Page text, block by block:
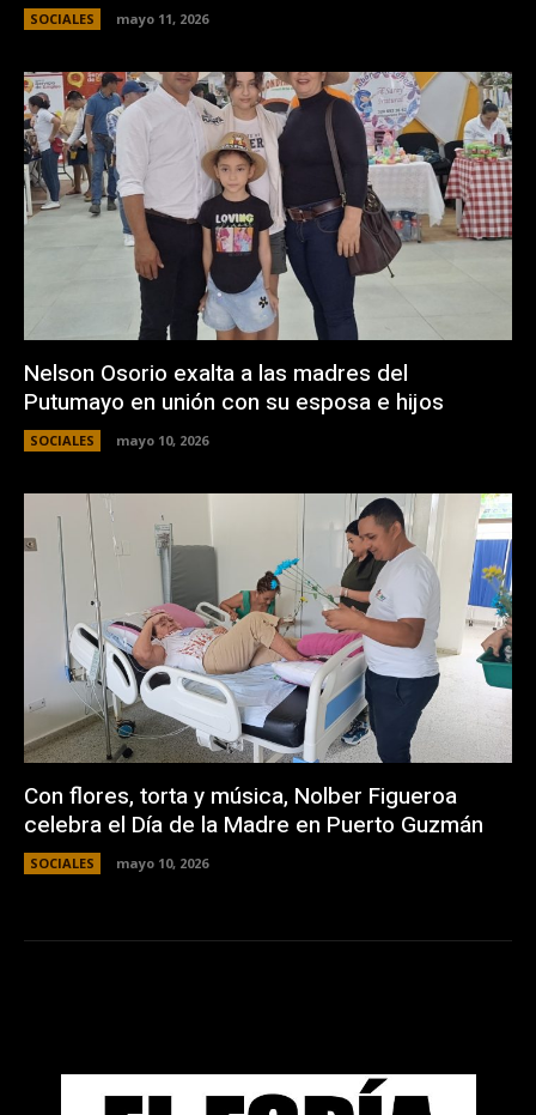
SOCIALES mayo 11, 2026
Nelson Osorio exalta a las madres del
Putumayo en unión con su esposa e hijos
SOCIALES mayo 10, 2026
Con flores, torta y música, Nolber Figueroa
celebra el Día de la Madre en Puerto Guzmán
SOCIALES mayo 10, 2026